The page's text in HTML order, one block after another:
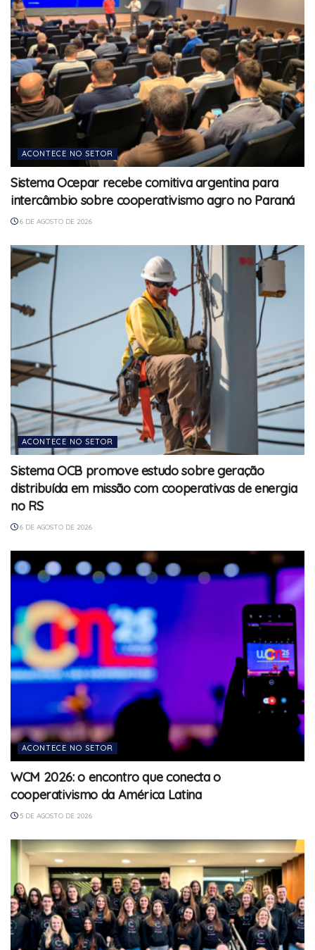
ACONTECE NO SETOR
Sistema Ocepar recebe comitiva argentina para
intercâmbio sobre cooperativismo agro no Paraná
6 DE AGOSTO DE 2026
ACONTECE NO SETOR
Sistema OCB promove estudo sobre geração
distribuída em missão com cooperativas de energia
no RS
6 DE AGOSTO DE 2026
ACONTECE NO SETOR
WCM 2026: o encontro que conecta o
cooperativismo da América Latina
5 DE AGOSTO DE 2026